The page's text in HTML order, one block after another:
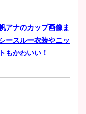
アナのカップ画像ま
ースルー衣装やニッ
トもかわいい！
子のカップ画像まと